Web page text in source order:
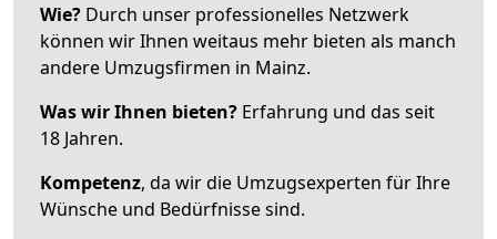
Wie? Durch unser professionelles Netzwerk
können wir Ihnen weitaus mehr bieten als manch
andere Umzugsfirmen in Mainz.
Was wir Ihnen bieten? Erfahrung und das seit
18 Jahren.
Kompetenz, da wir die Umzugsexperten für Ihre
Wünsche und Bedürfnisse sind.